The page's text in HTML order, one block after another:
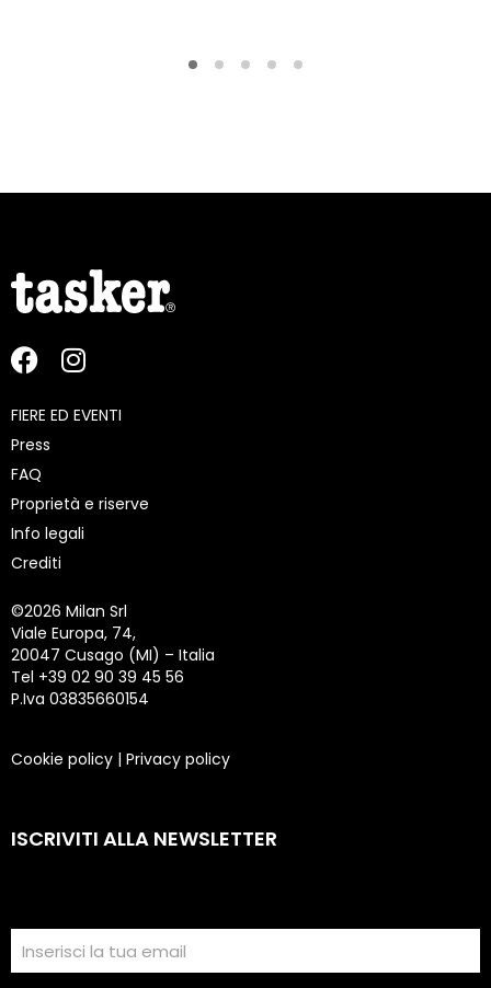
FIERE ED EVENTI
Press
FAQ
Proprietà e riserve
Info legali
Crediti
©2026 Milan Srl
Viale Europa, 74,
20047 Cusago (MI) – Italia
Tel +39 02 90 39 45 56
P.Iva 03835660154
Cookie policy | Privacy policy
ISCRIVITI ALLA NEWSLETTER